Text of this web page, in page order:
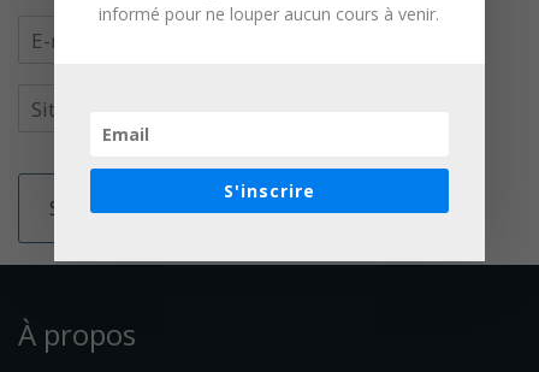
À propos
informé pour ne louper aucun cours à venir.
S'inscrire